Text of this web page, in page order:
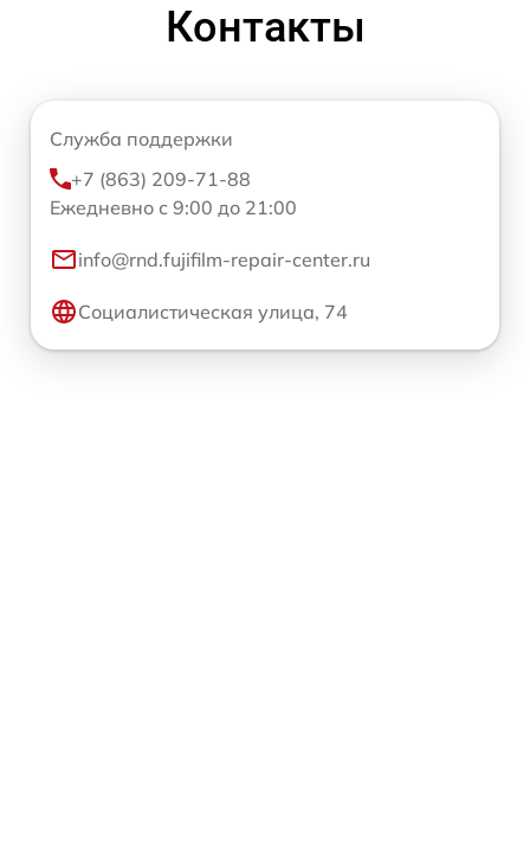
Контакты
Служба поддержки
+7 (863) 209-71-88
Ежедневно с 9:00 до 21:00
info@rnd.fujifilm-repair-center.ru
Социалистическая улица, 74